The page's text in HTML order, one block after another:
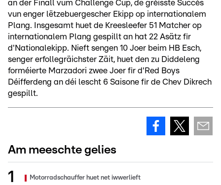
an der Finall vum Challenge Cup, de gréisste Succès
vun enger lëtzebuergescher Ekipp op internationalem
Plang. Insgesamt huet de Kreesleefer 51 Matcher op
internationalem Plang gespillt an hat 22 Asätz fir
d'Nationalekipp. Nieft sengen 10 Joer beim HB Esch,
senger erfollegräichster Zäit, huet den zu Diddeleng
forméierte Marzadori zwee Joer fir d'Red Boys
Déifferdeng an déi lescht 6 Saisone fir de Chev Dikrech
gespillt.
Am meeschte gelies
Motorradschauffer huet net iwwerlieft